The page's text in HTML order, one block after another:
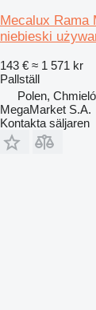
Mecalux Rama
niebieski
143 € ≈ 1 571 kr
Pallställ
Polen,
MegaMarket S.A.
Kontakta säljaren